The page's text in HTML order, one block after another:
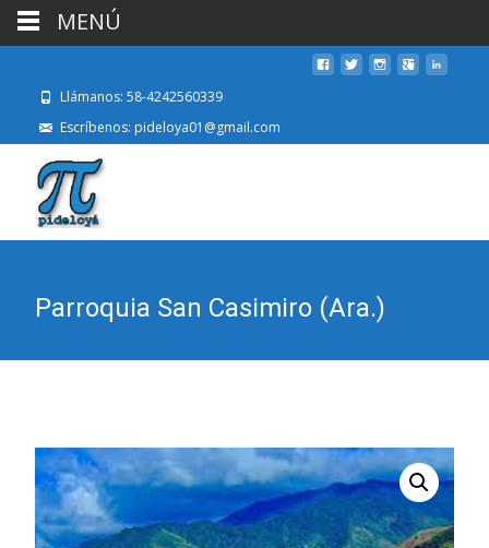
Llámanos: 58-4242560339
Escríbenos: pideloya01@gmail.com
Parroquia San Casimiro (Ara.)
MENÚ